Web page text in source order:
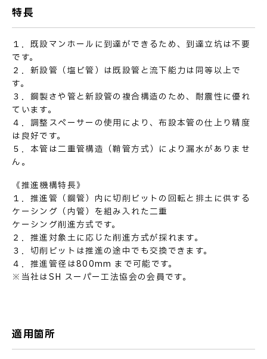
特長
１．既設マンホールに到達ができるため、到達立坑は不要
です。
２．新設管（塩ビ管）は既設管と流下能力は同等以上で
す。
３．鋼製さや管と新設管の複合構造のため、耐震性に優れ
ています。
４．調整スペーサーの使用により、布設本管の仕上り精度
は良好です。
５．本管は二重管構造（鞘管方式）により漏水がありませ
ん。
《推進機構特長》
１．推進管（鋼管）内に切削ビットの回転と排土に供する
ケーシング（内管）を組み入れた二重
ケーシング削進方式です。
２．推進対象土に応じた削進方式が採れます。
３．切削ビットは推進の途中でも交換できます。
４．推進管径は800mm まで可能です。
※当社はSH スーパー工法協会の会員です。
適用箇所